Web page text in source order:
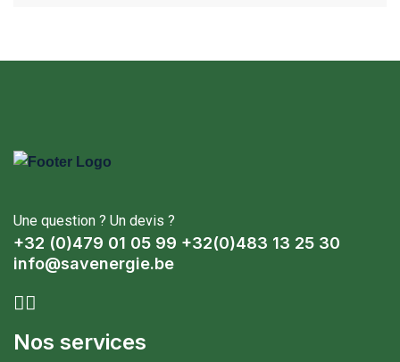
Une question ? Un devis ?
+32 (0)479 01 05 99 +32(0)483 13 25 30
info@savenergie.be
Nos services